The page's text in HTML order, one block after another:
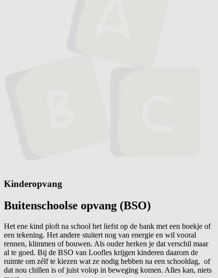
Kinderopvang
Buitenschoolse opvang (BSO)
Het ene kind ploft na school het liefst op de bank met een boekje of
een tekening. Het andere stuitert nog van energie en wil vooral
rennen, klimmen of bouwen. Als ouder herken je dat verschil maar
al te goed. Bij de BSO van Loofles krijgen kinderen daarom de
ruimte om zélf te kiezen wat ze nodig hebben na een schooldag, of
dat nou chillen is of juist volop in beweging komen. Alles kan, niets